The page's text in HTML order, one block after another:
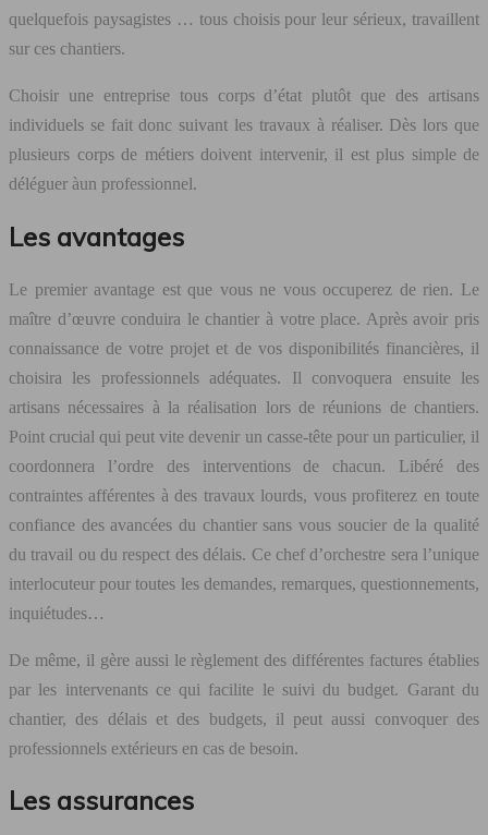
quelquefois paysagistes … tous choisis pour leur sérieux, travaillent
sur ces chantiers.
Choisir une entreprise tous corps d’état plutôt que des artisans
individuels se fait donc suivant les travaux à réaliser. Dès lors que
plusieurs corps de métiers doivent intervenir, il est plus simple de
déléguer àun professionnel.
Les avantages
Le premier avantage est que vous ne vous occuperez de rien. Le
maître d’œuvre conduira le chantier à votre place. Après avoir pris
connaissance de votre projet et de vos disponibilités financières, il
choisira les professionnels adéquates. Il convoquera ensuite les
artisans nécessaires à la réalisation lors de réunions de chantiers.
Point crucial qui peut vite devenir un casse-tête pour un particulier, il
coordonnera l’ordre des interventions de chacun. Libéré des
contraintes afférentes à des travaux lourds, vous profiterez en toute
confiance des avancées du chantier sans vous soucier de la qualité
du travail ou du respect des délais. Ce chef d’orchestre sera l’unique
interlocuteur pour toutes les demandes, remarques, questionnements,
inquiétudes…
De même, il gère aussi le règlement des différentes factures établies
par les intervenants ce qui facilite le suivi du budget. Garant du
chantier, des délais et des budgets, il peut aussi convoquer des
professionnels extérieurs en cas de besoin.
Les assurances